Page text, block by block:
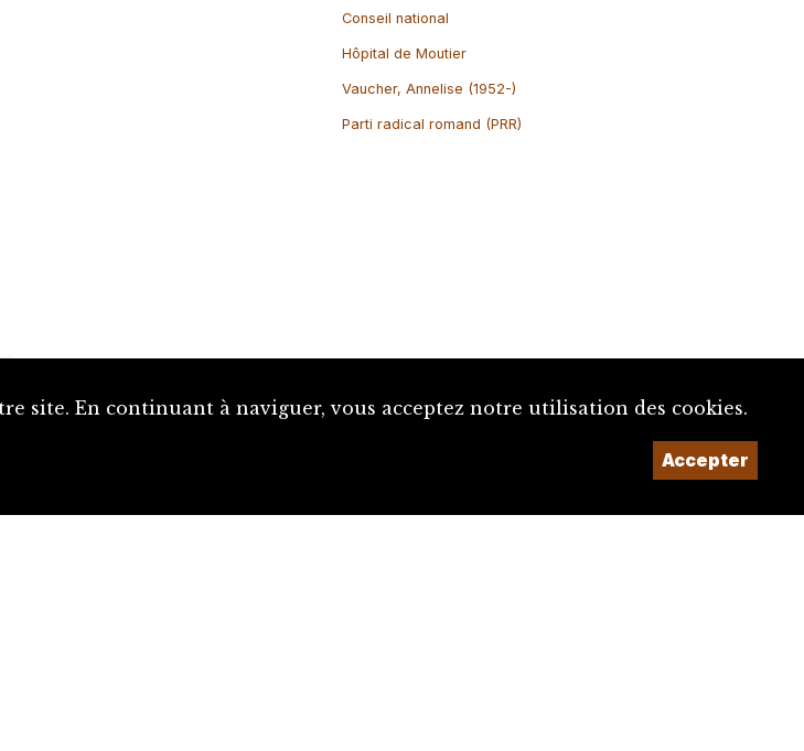
Conseil national
Hôpital de Moutier
Vaucher, Annelise (1952-)
Parti radical romand (PRR)
site. En continuant à naviguer, vous acceptez notre utilisation des cookies.
Accepter